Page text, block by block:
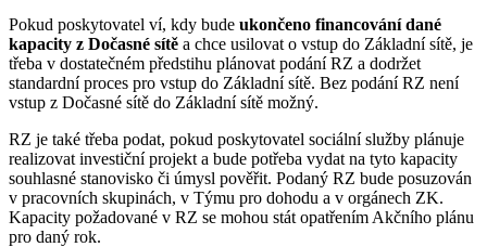
Pokud poskytovatel ví, kdy bude ukončeno financování dané
kapacity z Dočasné sítě a chce usilovat o vstup do Základní sítě, je
třeba v dostatečném předstihu plánovat podání RZ a dodržet
standardní proces pro vstup do Základní sítě. Bez podání RZ není
vstup z Dočasné sítě do Základní sítě možný.
RZ je také třeba podat, pokud poskytovatel sociální služby plánuje
realizovat investiční projekt a bude potřeba vydat na tyto kapacity
souhlasné stanovisko či úmysl pověřit. Podaný RZ bude posuzován
v pracovních skupinách, v Týmu pro dohodu a v orgánech ZK.
Kapacity požadované v RZ se mohou stát opatřením Akčního plánu
pro daný rok.